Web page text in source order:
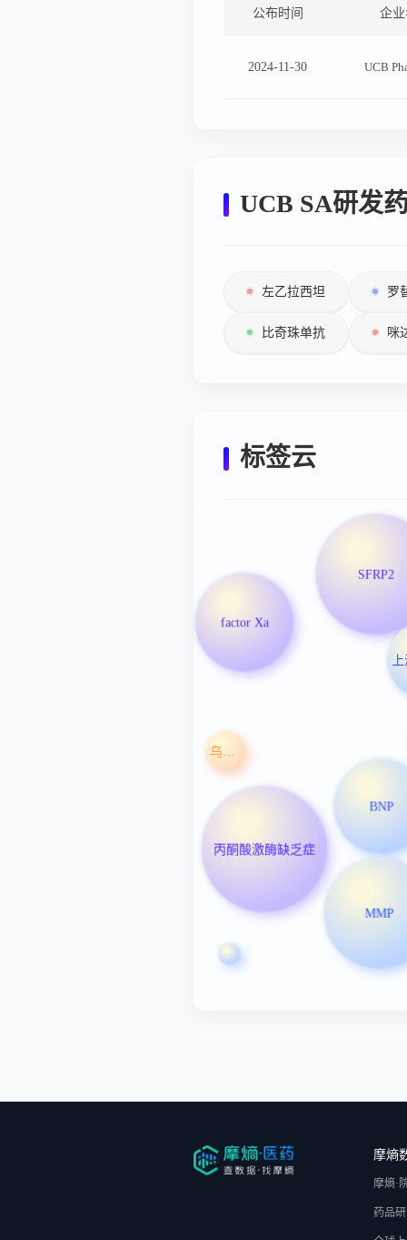
公布时间 企
2024-11-30 UCB
UCB SA研发
左乙拉西坦 罗
比奇珠单抗 咪
标签云
BNP
factor Xa
MMP
SFRP2
丙酮酸激酶缺乏症
摩熵
摩熵·
药品